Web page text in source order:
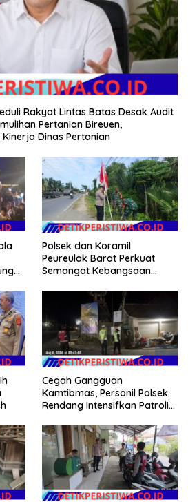
Rakyat Lintas Batas Desak Audit
Pertanian Bireuen,
Dinas Pertanian
Polsek dan Koramil
Peureulak Barat Perkuat
Semangat Kebangsaan
Merah Putih
Cegah Gangguan
Kamtibmas, Personil Polsek
Rendang Intensifkan Patroli